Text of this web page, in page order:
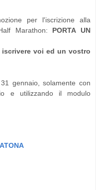
per l'iscrizione alla
Marathon: PORTA UN
voi ed un vostro
gennaio, solamente con
e utilizzando il modulo